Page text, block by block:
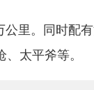
里。同时配
太平斧等。